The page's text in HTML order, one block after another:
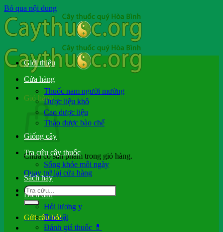
Bỏ qua nội dung
Giỏ hàng
Chưa có sản phẩm trong giỏ hàng.
Quay trở lại cửa hàng
Gửi câu hỏi
Giới thiệu
Cửa hàng
Thuốc nam người mường
Dược liệu khô
Cao dược liệu
Thảo dược bào chế
Giống cây
Tra cứu cây thuốc
Sống khỏe mỗi ngày
Sách hay
Diễn đàn
Hỏi lương y
Rao vặt
Đánh giá thuốc 💊